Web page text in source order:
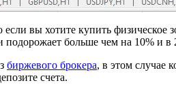
если вы хотите купить физическое
подорожает больше чем на 10% и в
биржевого брокера, в этом случае
счета.